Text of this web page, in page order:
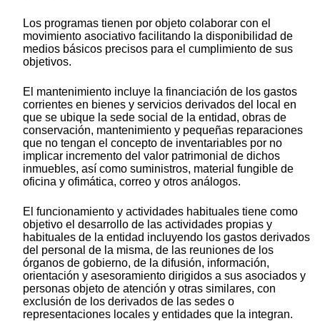
Los programas tienen por objeto colaborar con el
movimiento asociativo facilitando la disponibilidad de
medios básicos precisos para el cumplimiento de sus
objetivos.
El mantenimiento incluye la financiación de los gastos
corrientes en bienes y servicios derivados del local en
que se ubique la sede social de la entidad, obras de
conservación, mantenimiento y pequeñas reparaciones
que no tengan el concepto de inventariables por no
implicar incremento del valor patrimonial de dichos
inmuebles, así como suministros, material fungible de
oficina y ofimática, correo y otros análogos.
El funcionamiento y actividades habituales tiene como
objetivo el desarrollo de las actividades propias y
habituales de la entidad incluyendo los gastos derivados
del personal de la misma, de las reuniones de los
órganos de gobierno, de la difusión, información,
orientación y asesoramiento dirigidos a sus asociados y
personas objeto de atención y otras similares, con
exclusión de los derivados de las sedes o
representaciones locales y entidades que la integran.